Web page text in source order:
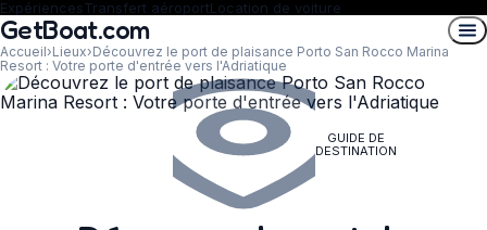
ExpériencesTransfert aéroportLocation de voiture
GetBoat.com
Accueil›Lieux›Découvrez le port de plaisance Porto San Rocco Marina
Resort : Votre porte d'entrée vers l'Adriatique
GUIDE DE
DESTINATION